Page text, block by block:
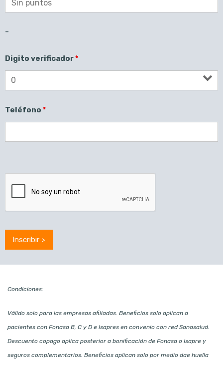
-
Digito verificador*
Teléfono *
Condiciones:
Válido solo para las empresas afiliadas. Beneficios solo aplican a
pacientes con Fonasa B, C y D e Isapres en convenio con red Sanasalud.
Descuento copago aplica posterior a bonificación de Fonasa o Isapre y
seguros complementarios. Beneficios aplican solo por medio dae huella